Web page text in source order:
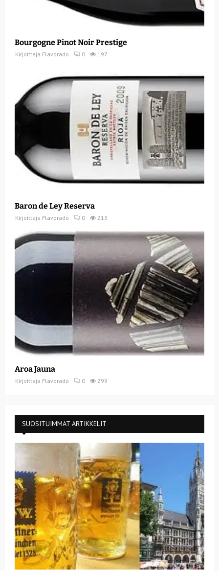
Bourgogne Pinot Noir Prestige
Kirjoittaja Flavorado 0 197
Baron de Ley Reserva
Kirjoittaja Flavorado 0 213
Aroa Jauna
Kirjoittaja Flavorado 0 299
SUOSITUIMMAT ARTIKKELIT